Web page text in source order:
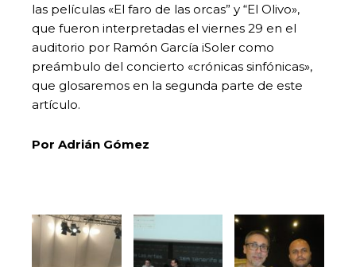
las películas «El faro de las orcas” y “El Olivo»,
que fueron interpretadas el viernes 29 en el
auditorio por Ramón García iSoler como
preámbulo del concierto «crónicas sinfónicas»,
que glosaremos en la segunda parte de este
artículo.
Por Adrián Gómez